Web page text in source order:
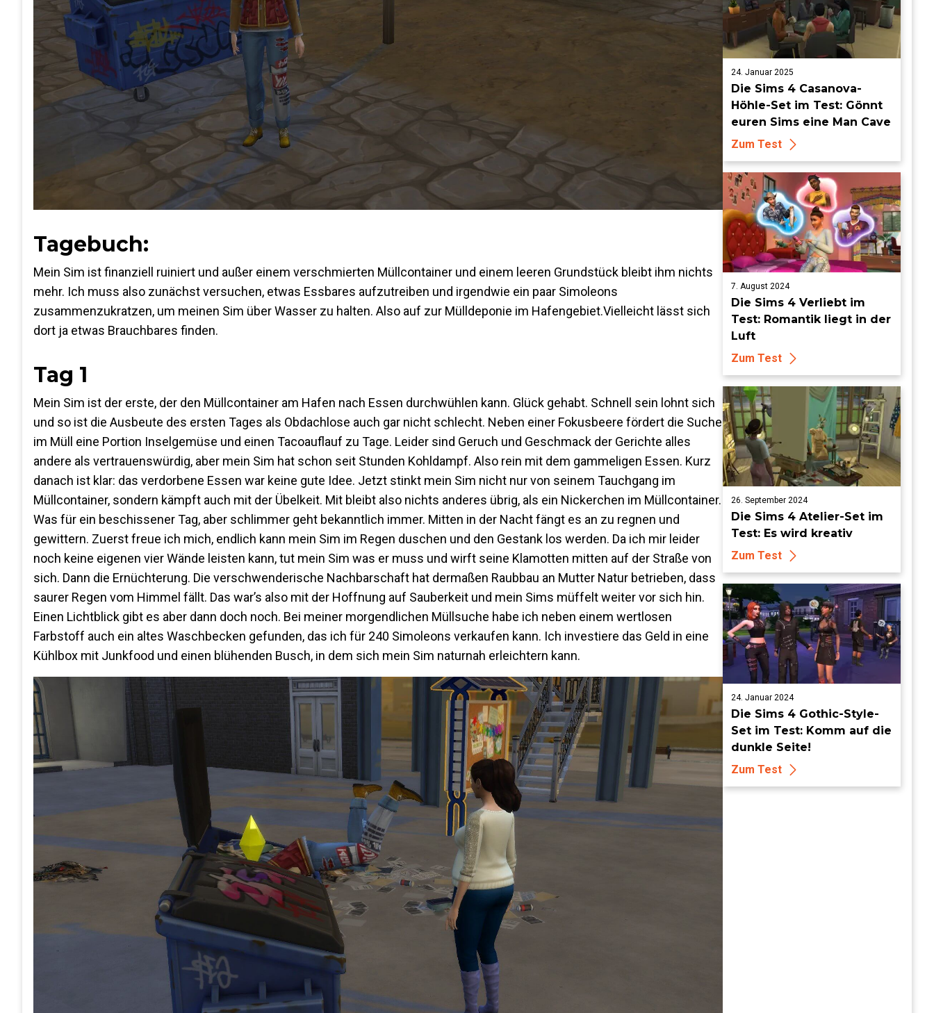
Tagebuch:
Mein Sim ist finanziell ruiniert und außer einem verschmierten Müllcontainer und einem leeren Grundstück bleibt ihm nichts
mehr. Ich muss also zunächst versuchen, etwas Essbares aufzutreiben und irgendwie ein paar Simoleons
zusammenzukratzen, um meinen Sim über Wasser zu halten. Also auf zur Mülldeponie im Hafengebiet.Vielleicht lässt sich
dort ja etwas Brauchbares finden.
Tag 1
Mein Sim ist der erste, der den Müllcontainer am Hafen nach Essen durchwühlen kann. Glück gehabt. Schnell sein lohnt sich
und so ist die Ausbeute des ersten Tages als Obdachlose auch gar nicht schlecht. Neben einer Fokusbeere fördert die Suche
im Müll eine Portion Inselgemüse und einen Tacoauflauf zu Tage. Leider sind Geruch und Geschmack der Gerichte alles
andere als vertrauenswürdig, aber mein Sim hat schon seit Stunden Kohldampf. Also rein mit dem gammeligen Essen. Kurz
danach ist klar: das verdorbene Essen war keine gute Idee. Jetzt stinkt mein Sim nicht nur von seinem Tauchgang im
Müllcontainer, sondern kämpft auch mit der Übelkeit. Mit bleibt also nichts anderes übrig, als ein Nickerchen im Müllcontainer.
Was für ein beschissener Tag, aber schlimmer geht bekanntlich immer. Mitten in der Nacht fängt es an zu regnen und
gewittern. Zuerst freue ich mich, endlich kann mein Sim im Regen duschen und den Gestank los werden. Da ich mir leider
noch keine eigenen vier Wände leisten kann, tut mein Sim was er muss und wirft seine Klamotten mitten auf der Straße von
sich. Dann die Ernüchterung. Die verschwenderische Nachbarschaft hat dermaßen Raubbau an Mutter Natur betrieben, dass
saurer Regen vom Himmel fällt. Das war’s also mit der Hoffnung auf Sauberkeit und mein Sims müffelt weiter vor sich hin.
Einen Lichtblick gibt es aber dann doch noch. Bei meiner morgendlichen Müllsuche habe ich neben einem wertlosen
Farbstoff auch ein altes Waschbecken gefunden, das ich für 240 Simoleons verkaufen kann. Ich investiere das Geld in eine
Kühlbox mit Junkfood und einen blühenden Busch, in dem sich mein Sim naturnah erleichtern kann.
24. Januar 2025
Die Sims 4 Casanova-
Höhle-Set im Test: Gönnt
euren Sims eine Man Cave
Zum Test
7. August 2024
Die Sims 4 Verliebt im
Test: Romantik liegt in der
Luft
Zum Test
26. September 2024
Die Sims 4 Atelier-Set im
Test: Es wird kreativ
Zum Test
24. Januar 2024
Die Sims 4 Gothic-Style-
Set im Test: Komm auf die
dunkle Seite!
Zum Test